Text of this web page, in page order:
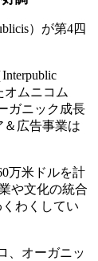
）が第4四
オムニコム
ガニック成長
＆広告事業は
万米ドルを計
や文化の統合
わくしてい
、オーガニッ